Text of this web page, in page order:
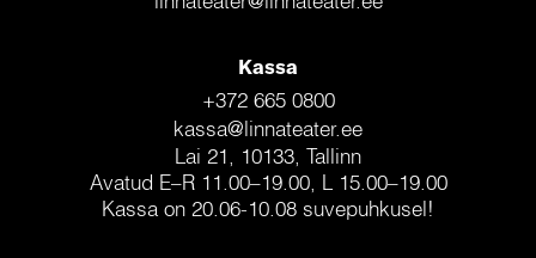
Kassa
+372 665 0800
kassa@linnateater.ee
Lai 21, 10133, Tallinn
Avatud E–R 11.00–19.00, L 15.00–19.00
Kassa on 20.06-10.08 suvepuhkusel!